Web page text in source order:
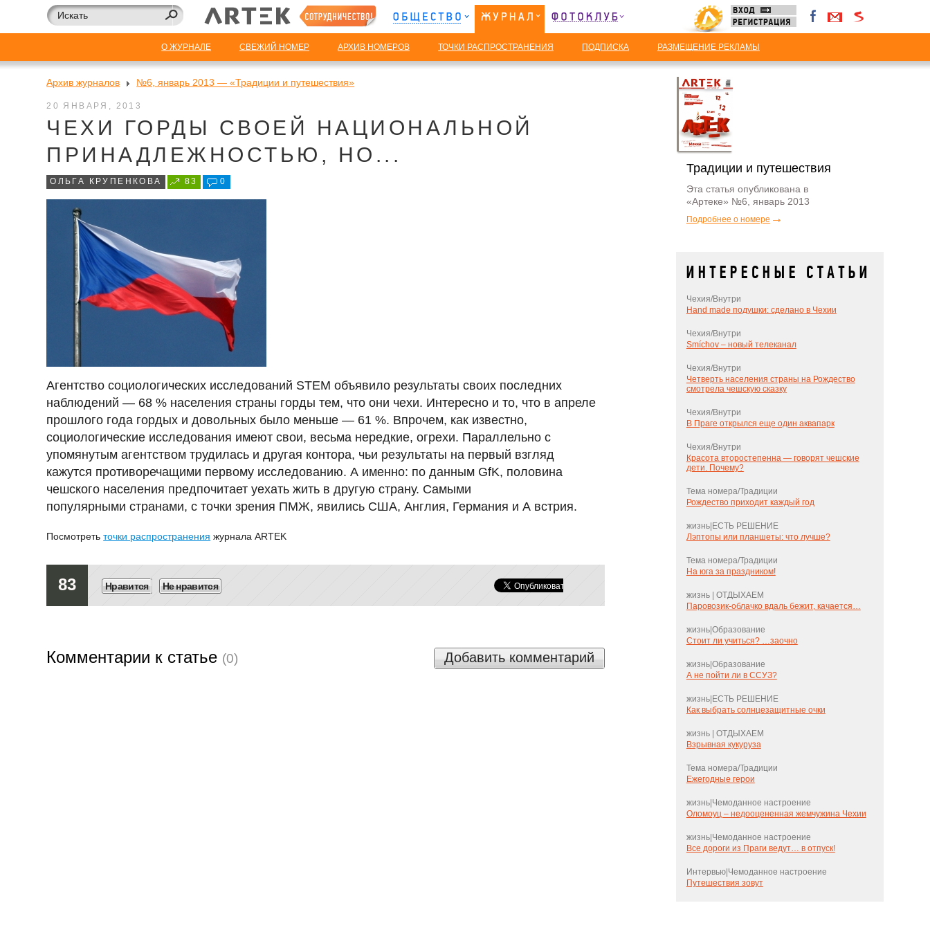
О ЖУРНАЛЕ СВЕЖИЙ НОМЕР АРХИВ НОМЕРОВ ТОЧКИ РАСПРОСТРАНЕНИЯ ПОДПИСКА РАЗМЕЩЕНИЕ РЕКЛАМЫ
Традиции и путешествия
Эта статья опубликована в
«Артеке» №6, январь 2013
Подробнее о номере
Чехия/Внутри
Hand made подушки: сделано в Чехии
Чехия/Внутри
Smíchov – новый телеканал
Чехия/Внутри
Четверть населения страны на Рождество
смотрела чешскую сказку
Чехия/Внутри
В Праге открылся еще один аквапарк
Чехия/Внутри
Красота второстепенна — говорят чешские
дети. Почему?
Тема номера/Традиции
Рождество приходит каждый год
жизнь|ЕСТЬ РЕШЕНИЕ
Лэптопы или планшеты: что лучше?
Тема номера/Традиции
На юга за праздником!
жизнь | ОТДЫХАЕМ
Паровозик-облачко вдаль бежит, качается…
жизнь|Образование
Стоит ли учиться? …заочно
жизнь|Образование
А не пойти ли в ССУЗ?
жизнь|ЕСТЬ РЕШЕНИЕ
Как выбрать солнцезащитные очки
жизнь | ОТДЫХАЕМ
Взрывная кукуруза
Тема номера/Традиции
Ежегодные герои
жизнь|Чемоданное настроение
Оломоуц – недооцененная жемчужина Чехии
жизнь|Чемоданное настроение
Все дороги из Праги ведут… в отпуск!
Интервью|Чемоданное настроение
Путешествия зовут
Архив журналов №6, январь 2013 — «Традиции и путешествия»
20 ЯНВАРЯ, 2013
ЧЕХИ ГОРДЫ СВОЕЙ НАЦИОНАЛЬНОЙ
ПРИНАДЛЕЖНОСТЬЮ, НО...
ОЛЬГА КРУПЕНКОВА 83 0
Агентство социологических исследований STEM объявило результаты своих последних
наблюдений — 68 % населения страны горды тем, что они чехи. Интересно и то, что в апреле
прошлого года гордых и довольных было меньше — 61 %. Впрочем, как известно,
социологические исследования имеют свои, весьма нередкие, огрехи. Параллельно с
упомянутым агентством трудилась и другая контора, чьи результаты на первый взгляд
кажутся противоречащими первому исследованию. А именно: по данным GfK, половина
чешского населения предпочитает уехать жить в другую страну. Самыми
популярными странами, с точки зрения ПМЖ, явились США, Англия, Германия и А встрия.
Посмотретьточки распространения журнала ARTEK
83 Нравится Не нравится
Добавить комментарий
Комментарии к статье (0)